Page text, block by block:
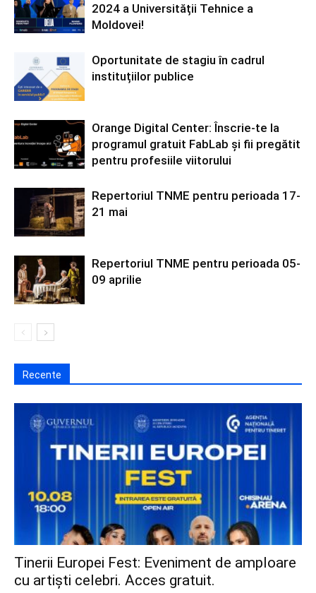
2024 a Universității Tehnice a
Moldovei!
Oportunitate de stagiu în cadrul
instituțiilor publice
Orange Digital Center: Înscrie-te la
programul gratuit FabLab și fii pregătit
pentru profesiile viitorului
Repertoriul TNME pentru perioada 17-
21 mai
Repertoriul TNME pentru perioada 05-
09 aprilie
Recente
Tinerii Europei Fest: Eveniment de amploare
cu artiști celebri. Acces gratuit.